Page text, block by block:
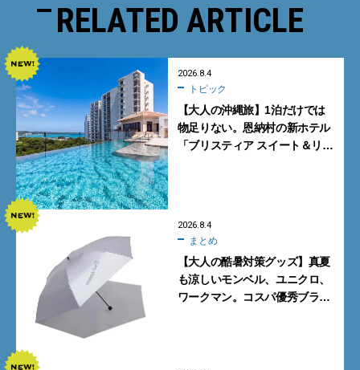
RELATED ARTICLE
2026.8.4
トピック
【大人の沖縄旅】1泊だけでは
物足りない。恩納村の新ホテル
「ブリスティア スイート＆リ
2026.8.4
まとめ
【大人の酷暑対策グッズ】真夏
も涼しいモンベル、ユニクロ、
ワークマン。コスパ優秀ブラン